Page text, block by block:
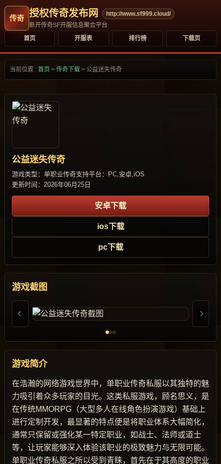
授权传奇发布网
http://www.sf999.cloud/
新开传奇SF开服信息聚合平台
首页
开服表 排行榜 下载页
当前位置 : 首页 > 传奇下载 > 公益迷失传奇
公益迷失传奇
游戏类型：单职业传奇支持平台：PC,安卓,iOS
更新时间：2026年06月25日
安卓下载
ios下载
pc下载
游戏截图
游戏简介
在浩瀚的网络游戏世界中，单职业传奇私服以其独特的魅
力吸引着众多玩家的目光。这类私服游戏，顾名思义，是
在传统MMORPG（大型多人在线角色扮演游戏）基础上
进行定制开发，最显著的特点便是将职业体系大幅简化，
通常只保留或强化某一特定职业，如战士、法师或道士
等，让玩家能够深入体验该职业的极致魅力与无限可能。
单职业传奇私服之所以受到青睐，首先在于其高度的职业